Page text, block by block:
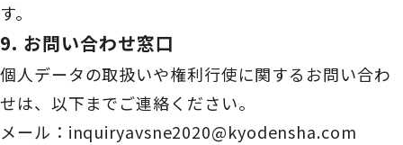
す。
9. お問い合わせ窓口
個人データの取扱いや権利行使に関するお問い合わ
せは、以下までご連絡ください。
メール： inquiryavsne2020@kyodensha.com